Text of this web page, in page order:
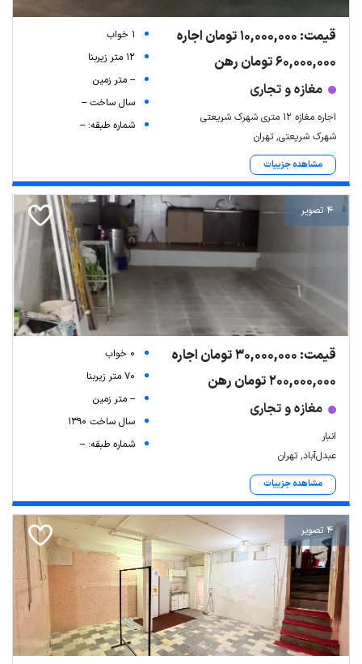
قیمت: 10,000,000 تومان اجاره
60,000,000 تومان رهن
مغازه و تجاری
اجاره مغازه ۱۲ متری شهرک شریعتی
شهرک شریعتی, تهران
مشاهده جزییات
1 خواب
12 متر زیربنا
-- متر زمین
سال ساخت --
شماره طبقه: --
4 تصویر
قیمت: 30,000,000 تومان اجاره
200,000,000 تومان رهن
مغازه و تجاری
انبار
عبدل‌آباد, تهران
مشاهده جزییات
0 خواب
70 متر زیربنا
-- متر زمین
سال ساخت 1390
شماره طبقه: --
4 تصویر